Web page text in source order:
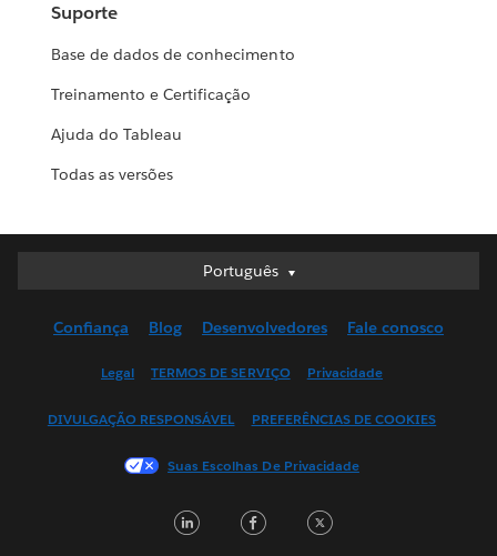
Suporte
Base de dados de conhecimento
Treinamento e Certificação
Ajuda do Tableau
Todas as versões
Português
Português
English (UK)
Français (Canada)
日本語
Confiança Blog Desenvolvedores Fale conosco
Legal TERMOS DE SERVIÇO Privacidade
DIVULGAÇÃO RESPONSÁVEL PREFERÊNCIAS DE COOKIES
Suas Escolhas De Privacidade